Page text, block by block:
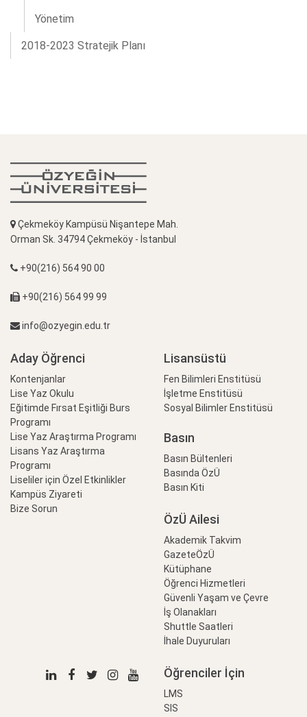
Yönetim
2018-2023 Stratejik Planı
Çekmeköy Kampüsü Nişantepe Mah.
Orman Sk. 34794 Çekmeköy - İstanbul
+90(216) 564 90 00
+90(216) 564 99 99
info@ozyegin.edu.tr
Aday Öğrenci
Kontenjanlar
Lise Yaz Okulu
Eğitimde Fırsat Eşitliği Burs
Programı
Lise Yaz Araştırma Programı
Lisans Yaz Araştırma
Programı
Liseliler için Özel Etkinlikler
Kampüs Ziyareti
Bize Sorun
Lisansüstü
Fen Bilimleri Enstitüsü
İşletme Enstitüsü
Sosyal Bilimler Enstitüsü
Basın
Basın Bültenleri
Basında ÖzÜ
Basın Kiti
ÖzÜ Ailesi
Akademik Takvim
GazeteÖzÜ
Kütüphane
Öğrenci Hizmetleri
Güvenli Yaşam ve Çevre
İş Olanakları
Shuttle Saatleri
İhale Duyuruları
Öğrenciler İçin
LMS
SIS